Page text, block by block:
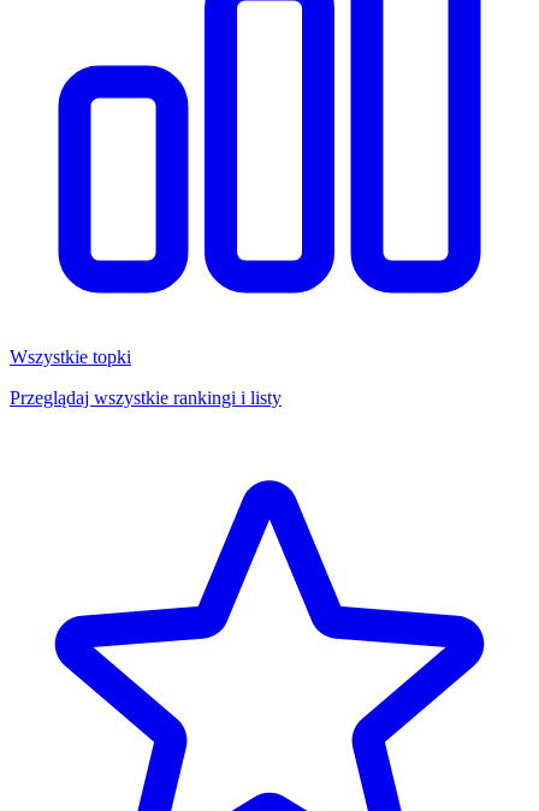
Wszystkie topki
Przeglądaj wszystkie rankingi i listy